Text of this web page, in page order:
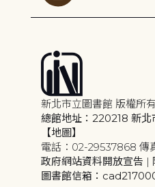
新北市立圖書館 版權所有
總館地址：220218 新
【地圖】
電話：02-29537868 傳
政府網站資料開放宣告 |
圖書館信箱：